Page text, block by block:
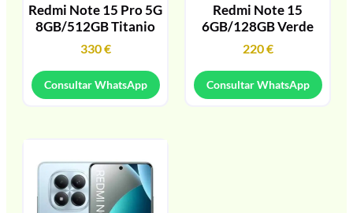
Redmi Note 15 Pro 5G
8GB/512GB Titanio
330€
Consultar WhatsApp
Redmi Note 15
6GB/128GB Verde
220€
Consultar WhatsApp